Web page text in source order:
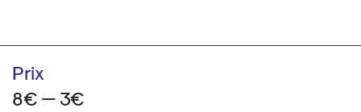
Prix
8€ — 3€